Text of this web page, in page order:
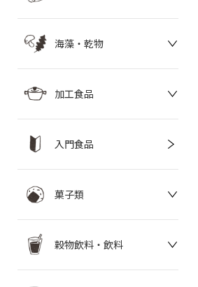
海藻・乾物
加工食品
入門食品
菓子類
穀物飲料・飲料